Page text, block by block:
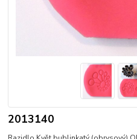
2013140